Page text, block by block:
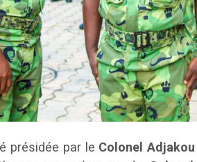
présidée par le Colonel